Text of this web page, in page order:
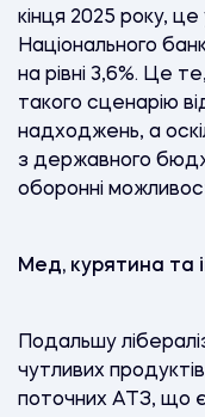
кінця 2025 року,
Національного
на рівні 3,6%. Це
такого сценарію
надходжень, а
з державного
оборонні
Мед, курятина та
Подальшу
чутливих
поточних ATЗ, що